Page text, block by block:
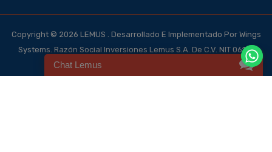
Copyright © 2026 LEMUS . Desarrollado E Implementado Por Wings
Systems. Razón Social Inversiones Lemus S.A. De C.V. NIT 0614-
140700-101-4, NRC 123562-0
Chat Lemus